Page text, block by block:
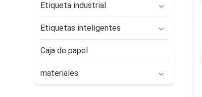
Etiqueta industrial
Etiquetas inteligentes
Caja de papel
materiales